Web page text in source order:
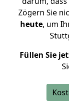
Zögern Sie
heute, um
Füllen Sie